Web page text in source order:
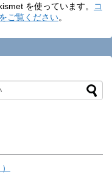
を使っています。
コ
ご覧ください。